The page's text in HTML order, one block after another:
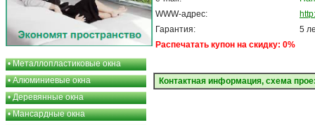
•Металлопластиковые окна
•Алюминиевые окна
•Деревянные окна
•Мансардные окна
WWW-адрес:
Гарантия:
Распечатать купон на скидку: 0%
5
Контактная информация, схема